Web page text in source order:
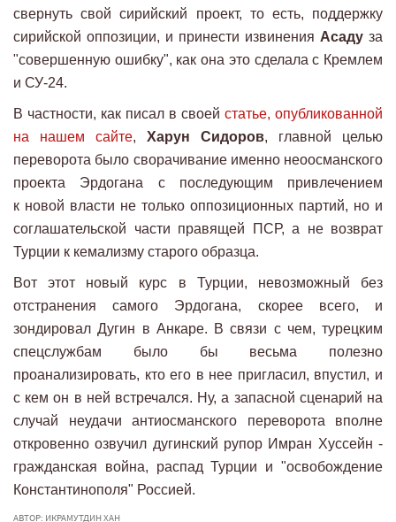
свернуть свой сирийский проект, то есть, поддержку
сирийской оппозиции, и принести извинения Асаду за
"совершенную ошибку", как она это сделала с Кремлем
и СУ-24.
В частности, как писал в своей статье, опубликованной
на нашем сайте, Харун Сидоров, главной целью
переворота было сворачивание именно неоосманского
проекта Эрдогана с последующим привлечением
к новой власти не только оппозиционных партий, но и
соглашательской части правящей ПСР, а не возврат
Турции к кемализму старого образца.
Вот этот новый курс в Турции, невозможный без
отстранения самого Эрдогана, скорее всего, и
зондировал Дугин в Анкаре. В связи с чем, турецким
спецслужбам было бы весьма полезно
проанализировать, кто его в нее пригласил, впустил, и
с кем он в ней встречался. Ну, а запасной сценарий на
случай неудачи антиосманского переворота вполне
откровенно озвучил дугинский рупор Имран Хуссейн -
гражданская война, распад Турции и "освобождение
Константинополя" Россией.
АВТОР: ИКРАМУТДИН ХАН